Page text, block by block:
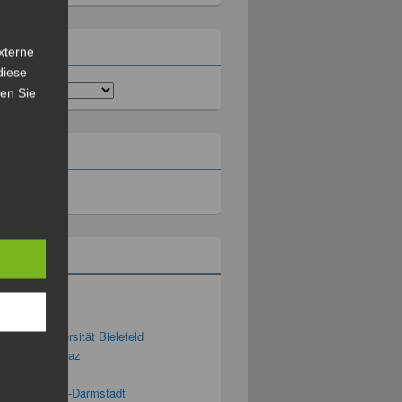
3D – Universität Bielefeld
Blog TU Graz
Blog der TU-Darmstadt
Sie